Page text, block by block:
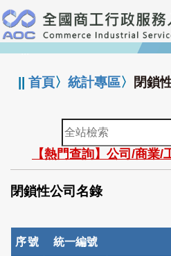
跳
到
主
要
:::
||首頁〉統計專區〉 閉鎖
全
站
檢
索
【熱門查詢】公司/商業/
閉鎖性公司名錄
序號 統一編號